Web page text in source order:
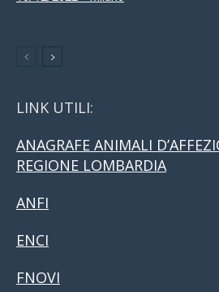
LINK UTILI:
ANAGRAFE ANIMALI
REGIONE LOMBARDIA
ANFI
ENCI
FNOVI